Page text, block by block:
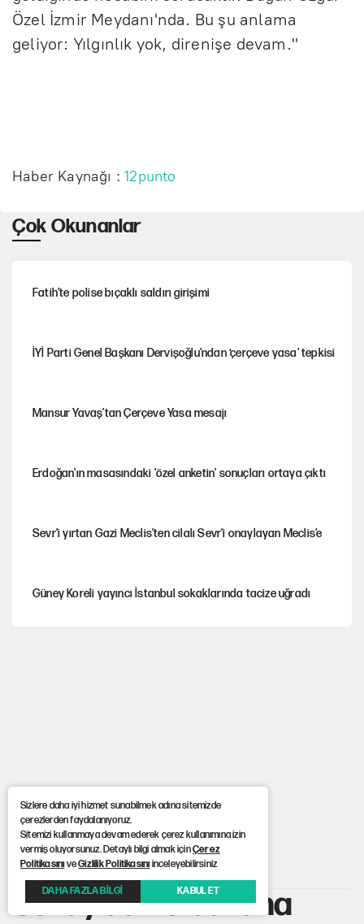
Özel İzmir Meydanı'nda. Bu şu anlama
geliyor: Yılgınlık yok, direnişe devam."
Haber Kaynağı :12punto
Çok Okunanlar
Fatih’te polise bıçaklı saldırı girişimi
İYİ Parti Genel Başkanı Dervişoğlu'ndan ‘çerçeve yasa’ tepkisi
Mansur Yavaş’tan Çerçeve Yasa mesajı
Erdoğan'ın masasındaki 'özel anketin' sonuçları ortaya çıktı
Sevr’i yırtan Gazi Meclis’ten cilalı Sevr’i onaylayan Meclis’e
Güney Koreli yayıncı İstanbul sokaklarında tacize uğradı
Erdoğan’dan Emniyet teşkilatını ilgilendiren karar
Anasayfa> Saray'dan o bakana sosyal medyada tepki
Saray'dan o bakana
Sizlere daha iyi hizmet sunabilmek adına sitemizde
çerezlerden faydalanıyoruz.
Sitemizi kullanmaya devam ederek çerez kullanımına izin
vermiş oluyorsunuz. Detaylı bilgi almak içinÇerez
PolitikasınıveGizlilik Politikasınıinceleyebilirsiniz
DAHA FAZLA BİLGİ KABUL ET